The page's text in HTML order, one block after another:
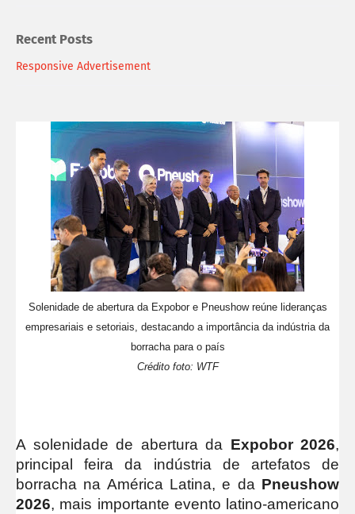
Recent Posts
Responsive Advertisement
Solenidade de abertura da Expobor e Pneushow reúne lideranças
empresariais e setoriais, destacando a importância da indústria da
borracha para o país
Crédito foto: WTF
A solenidade de abertura da Expobor 2026,
principal feira da indústria de artefatos de
borracha na América Latina, e da Pneushow
2026, mais importante evento latino-americano